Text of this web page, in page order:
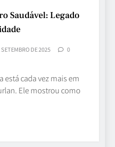
Saudável: Legado
SETEMBRO DE 2025
0
cada vez mais em
Ele mostrou como